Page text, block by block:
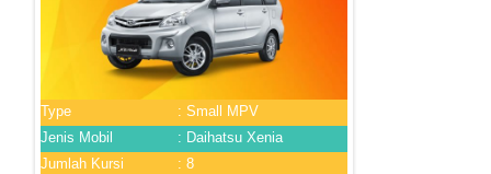
Type
: Small MPV
Jenis Mobil
: Daihatsu Xenia
Jumlah Kursi
: 8